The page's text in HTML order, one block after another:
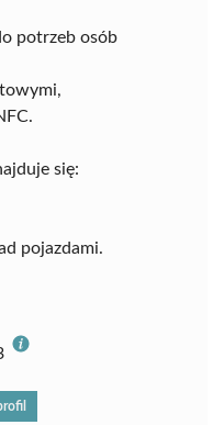
potrzeb osób
się:
pojazdami.